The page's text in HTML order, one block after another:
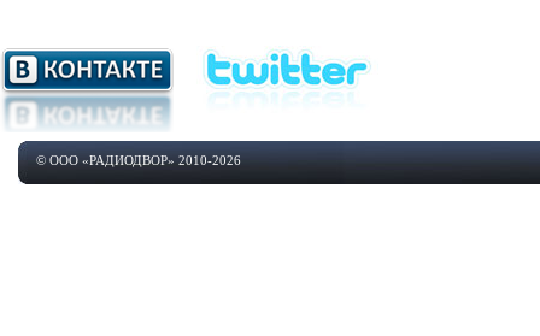
© ООО «РАДИОДВОР» 2010-2026